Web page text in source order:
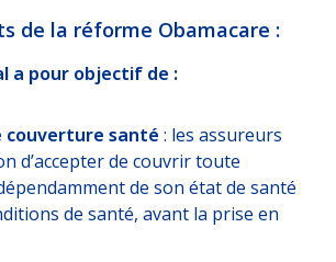
de la réforme Obamacare :
a pour objectif de :
couverture santé : les assureurs
d’accepter de couvrir toute
de son état de santé
de santé, avant la prise en